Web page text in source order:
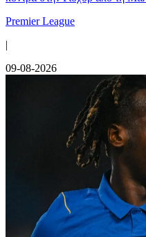
Premier League
|
09-08-2026